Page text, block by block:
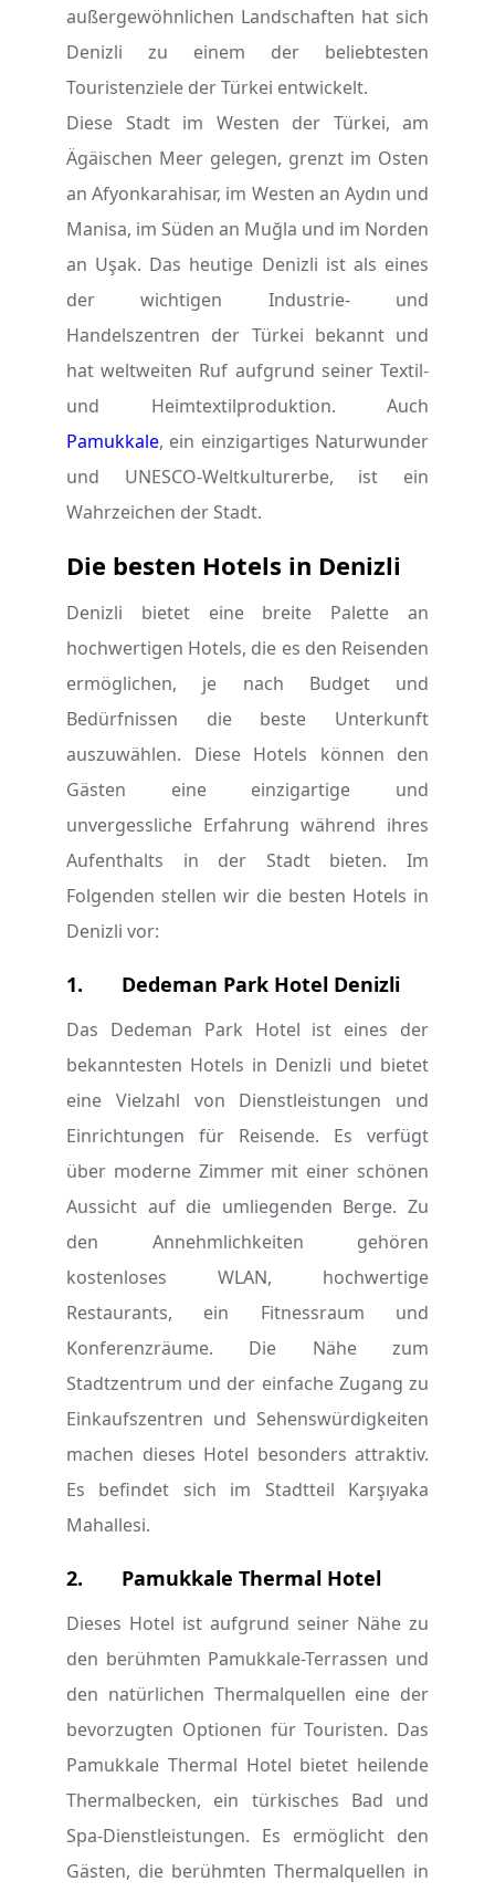
außergewöhnlichen Landschaften hat sich
Denizli zu einem der beliebtesten
Touristenziele der Türkei entwickelt.
Diese Stadt im Westen der Türkei, am
Ägäischen Meer gelegen, grenzt im Osten
an Afyonkarahisar, im Westen an Aydın und
Manisa, im Süden an Muğla und im Norden
an Uşak. Das heutige Denizli ist als eines
der wichtigen Industrie- und
Handelszentren der Türkei bekannt und
hat weltweiten Ruf aufgrund seiner Textil-
und Heimtextilproduktion. Auch
Pamukkale, ein einzigartiges Naturwunder
und UNESCO-Weltkulturerbe, ist ein
Wahrzeichen der Stadt.
Die besten Hotels in Denizli
Denizli bietet eine breite Palette an
hochwertigen Hotels, die es den Reisenden
ermöglichen, je nach Budget und
Bedürfnissen die beste Unterkunft
auszuwählen. Diese Hotels können den
Gästen eine einzigartige und
unvergessliche Erfahrung während ihres
Aufenthalts in der Stadt bieten. Im
Folgenden stellen wir die besten Hotels in
Denizli vor:
1. Dedeman Park Hotel Denizli
Das Dedeman Park Hotel ist eines der
bekanntesten Hotels in Denizli und bietet
eine Vielzahl von Dienstleistungen und
Einrichtungen für Reisende. Es verfügt
über moderne Zimmer mit einer schönen
Aussicht auf die umliegenden Berge. Zu
den Annehmlichkeiten gehören
kostenloses WLAN, hochwertige
Restaurants, ein Fitnessraum und
Konferenzräume. Die Nähe zum
Stadtzentrum und der einfache Zugang zu
Einkaufszentren und Sehenswürdigkeiten
machen dieses Hotel besonders attraktiv.
Es befindet sich im Stadtteil Karşıyaka
Mahallesi.
2. Pamukkale Thermal Hotel
Dieses Hotel ist aufgrund seiner Nähe zu
den berühmten Pamukkale-Terrassen und
den natürlichen Thermalquellen eine der
bevorzugten Optionen für Touristen. Das
Pamukkale Thermal Hotel bietet heilende
Thermalbecken, ein türkisches Bad und
Spa-Dienstleistungen. Es ermöglicht den
Gästen, die berühmten Thermalquellen in